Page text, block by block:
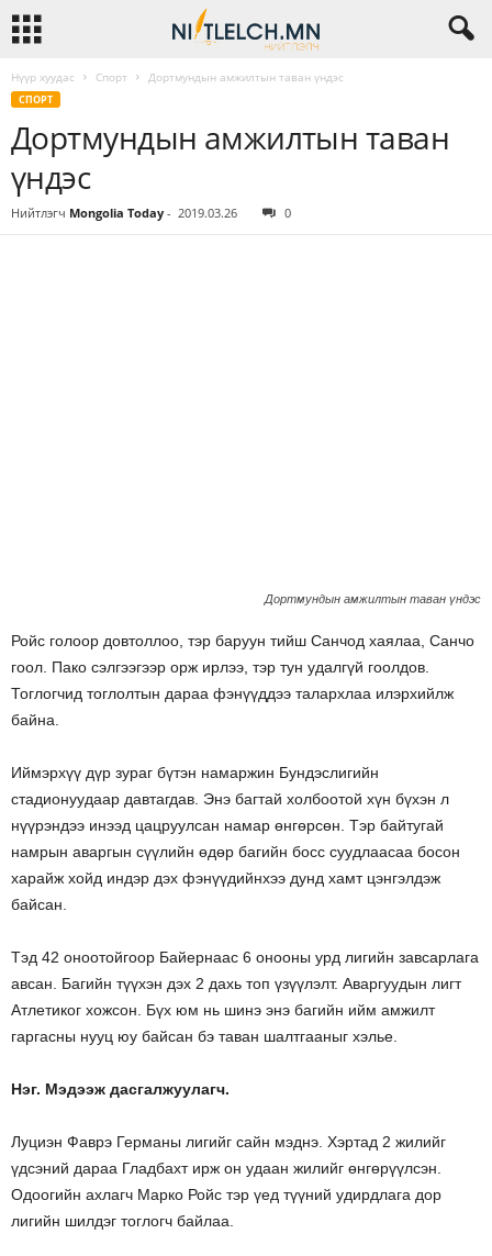
Нүүр хуудас Спорт Дортмундын амжилтын таван үндэс
СПОРТ
Дортмундын амжилтын таван
үндэс
Нийтлэгч Mongolia Today - 2019.03.26 0
Дортмундын амжилтын таван үндэс
Ройс голоор довтоллоо, тэр баруун тийш Санчод хаялаа, Санчо
гоол. Пако сэлгээгээр орж ирлээ, тэр тун удалгүй гоолдов.
Тоглогчид тоглолтын дараа фэнүүддээ талархлаа илэрхийлж
байна.
Иймэрхүү дүр зураг бүтэн намаржин Бундэслигийн
стадионуудаар давтагдав. Энэ багтай холбоотой хүн бүхэн л
нүүрэндээ инээд цацруулсан намар өнгөрсөн. Тэр байтугай
намрын аваргын сүүлийн өдөр багийн босс суудлаасаа босон
харайж хойд индэр дэх фэнүүдийнхээ дунд хамт цэнгэлдэж
байсан.
Тэд 42 оноотойгоор Байернаас 6 онооны урд лигийн завсарлага
авсан. Багийн түүхэн дэх 2 дахь топ үзүүлэлт. Аваргуудын лигт
Атлетиког хожсон. Бүх юм нь шинэ энэ багийн ийм амжилт
гаргасны нууц юу байсан бэ таван шалтгааныг хэлье.
Нэг. Мэдээж дасгалжуулагч.
Луциэн Фаврэ Германы лигийг сайн мэднэ. Хэртад 2 жилийг
үдсэний дараа Гладбахт ирж он удаан жилийг өнгөрүүлсэн.
Одоогийн ахлагч Марко Ройс тэр үед түүний удирдлага дор
лигийн шилдэг тоглогч байлаа.